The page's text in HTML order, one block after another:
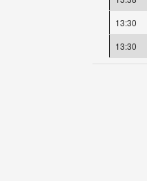
13:30
13:30